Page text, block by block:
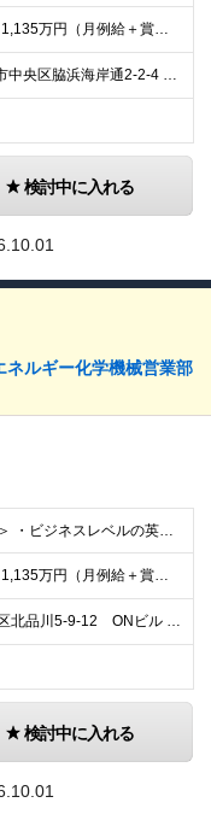
■想定年収：625万円～1,135万円（月例給＋賞与＋諸手当） ※残業手当は残業時間に応じて支給 ※試用期間2ヶ月あり（期間中の労働条件変更無）
■神戸本社 兵庫県神戸市中央区脇浜海岸通2-2-4 ※(変更の範囲)業務の都合等により会社の定める事業所への異動を命じることがあります。
検討中に入れる
ネルギー化学機械営業部
＜必須の経験・スキル＞ ・ビジネスレベルの英会話力（目安：TOEIC600点以上。点数は目安であり、実務経験や英語への抵抗感のなさを重視します） ・社内外問わず折衝経験をお持ちの方（法人営業やソリュー
■想定年収：625万円～1,135万円（月例給＋賞与＋諸手当） ※残業手当は残業時間に応じて支給 ※試用期間2ヶ月あり（期間中の労働条件変更無）
東京本社：東京都品川区北品川5-9-12 ONビル ※(変更の範囲)業務の都合等により会社の定める事業所への異動を命じることがあります。
検討中に入れる